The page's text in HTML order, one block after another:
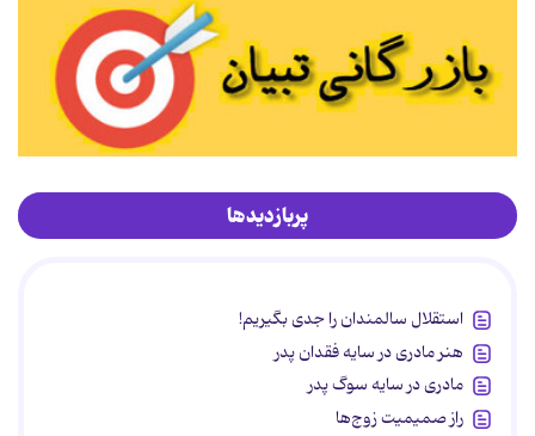
پربازدیدها
استقلال سالمندان را جدی بگیریم!
هنر مادری در سایه‌ فقدان پدر
مادری در سایه سوگ پدر
راز صمیمیت زوج‌ها